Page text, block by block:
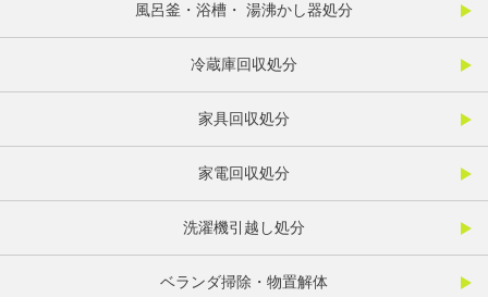
風呂釜・浴槽・ 湯沸かし器処分
冷蔵庫回収処分
家具回収処分
家電回収処分
洗濯機引越し処分
ベランダ掃除・物置解体